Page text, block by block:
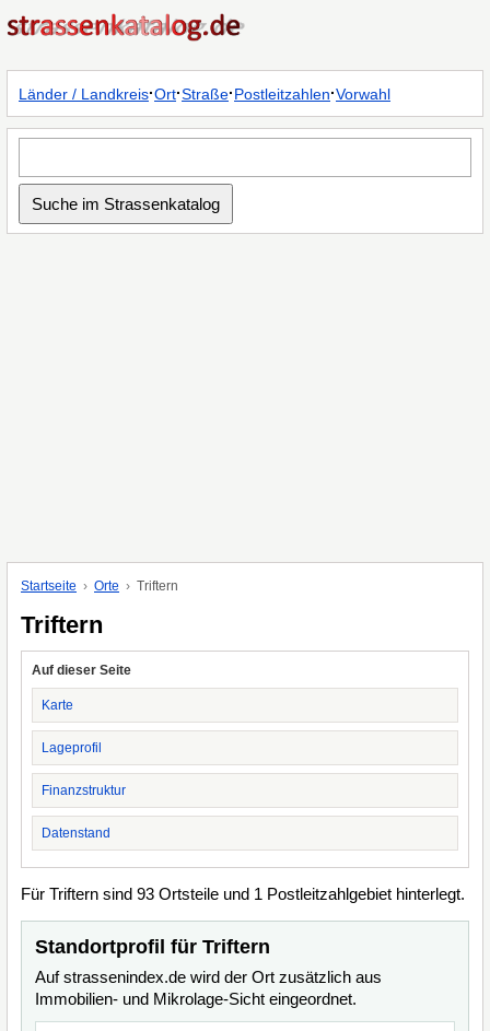
Länder / Landkreis·Ort·Straße·Postleitzahlen·Vorwahl
Startseite Orte Triftern
Triftern
Auf dieser Seite
Karte
Lageprofil
Finanzstruktur
Datenstand
Für Triftern sind 93 Ortsteile und 1 Postleitzahlgebiet hinterlegt.
Standortprofil für Triftern
Auf strassenindex.de wird der Ort zusätzlich aus
Immobilien- und Mikrolage-Sicht eingeordnet.